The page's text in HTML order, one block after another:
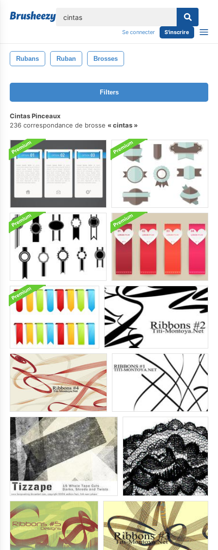
Se connecter S'inscrire
Rubans Ruban Brosses
Filters
Cintas Pinceaux
236 correspondance de brosse
cintas